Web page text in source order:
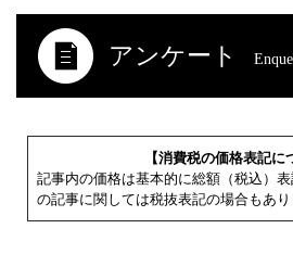
アンケート
【消費税の価格表記に
記事内の価格は基本的に総額（税込）
の記事に関しては税抜表記の場合もあり